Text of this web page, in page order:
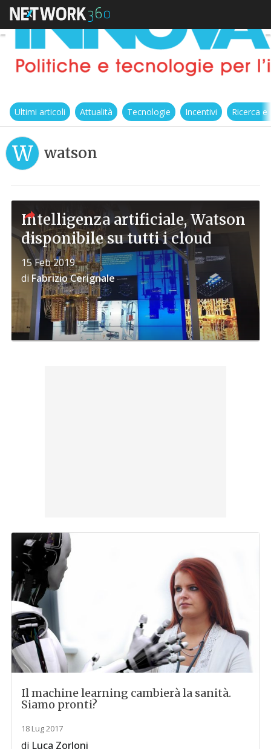
Ultimi articoli Attualità Tecnologie Incentivi Ricerca
W watson
Intelligenza artificiale, Watson
disponibile su tutti i cloud
15 Feb 2019
di Fabrizio Cerignale
Il machine learning cambierà la sanità.
Siamo pronti?
18 Lug 2017
di Luca Zorloni